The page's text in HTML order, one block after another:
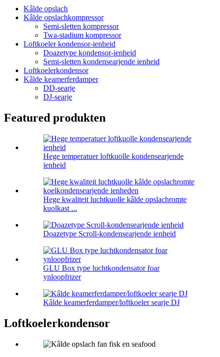
Kâlde opslach
Kâlde opslachkompressor
Semi-sletten kompressor
Twa-stadium kompressor
Loftkoeler kondensor-ienheid
Doazetype kondensor-ienheid
Semi-sletten kondensearjende ienheid
Loftkoelerkondensor
Kâlde keamerferdamper
DD-searje
DJ-searje
Featured produkten
Hege temperatuer loftkuolle kondensearjende
ienheid
Hege kwaliteit luchtkuolle kâlde opslachromte
kuolkast ...
Doazetype Scroll-kondensearjende ienheid
GLU Box type luchtkondensator foar
ynloopfrizer
Kâlde keamerferdamper/loftkoeler searje DJ
Loftkoelerkondensor